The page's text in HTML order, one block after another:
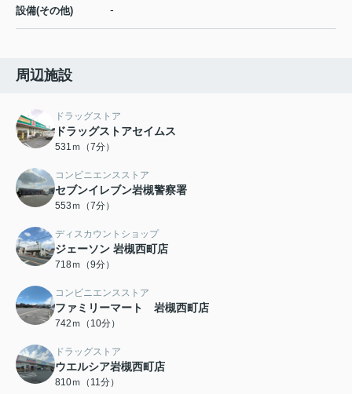
設備(その他) -
周辺施設
ドラッグストア
ドラッグストアセイムス
531ｍ（7分）
コンビニエンスストア
セブンイレブン岩槻警察署
553ｍ（7分）
ディスカウントショップ
ジェーソン 岩槻西町店
718ｍ（9分）
コンビニエンスストア
ファミリーマート 岩槻西町店
742ｍ（10分）
ドラッグストア
ウエルシア岩槻西町店
810ｍ（11分）